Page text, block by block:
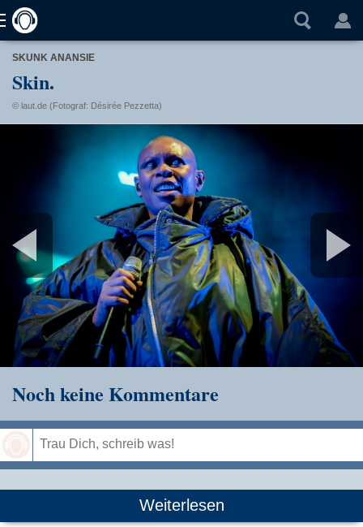
SKUNK ANANSIE
Skin.
© laut.de (Fotograf: Désirée Pezzetta)
Noch keine Kommentare
Weiterlesen